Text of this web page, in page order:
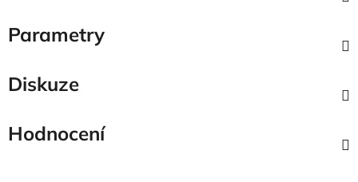
Parametry
Diskuze
Hodnocení